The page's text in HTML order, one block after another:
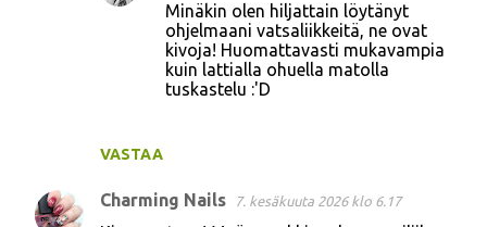
VASTAA
Minäkin olen hiljattain löytänyt
ohjelmaani vatsaliikkeitä, ne ovat
kivoja! Huomattavasti mukavampia
kuin lattialla ohuella matolla
tuskastelu :'D
Charming Nails 7. kesäkuuta 2026 klo 6.17